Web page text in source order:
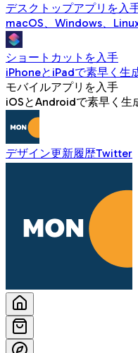
デスクトップアプリを入
macOS、Windows、
ショートカットを入手
iPhoneとiPadで素早く生
モバイルアプリを入手
iOSとAndroidで素早く生
デザイン更新履歴Twitter